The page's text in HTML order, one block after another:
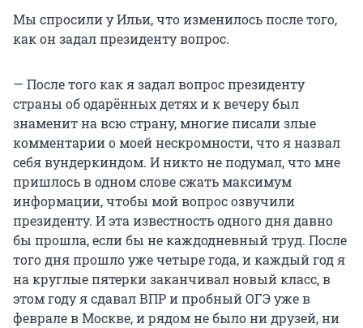
Мы спросили у Ильи, что изменилось после того,
как он задал президенту вопрос.
— После того как я задал вопрос президенту
страны об одарённых детях и к вечеру был
знаменит на всю страну, многие писали злые
комментарии о моей нескромности, что я назвал
себя вундеркиндом. И никто не подумал, что мне
пришлось в одном слове сжать максимум
информации, чтобы мой вопрос озвучили
президенту. И эта известность одного дня давно
бы прошла, если бы не каждодневный труд. После
того дня прошло уже четыре года, и каждый год я
на круглые пятерки заканчивал новый класс, в
этом году я сдавал ВПР и пробный ОГЭ уже в
феврале в Москве, и рядом не было ни друзей, ни